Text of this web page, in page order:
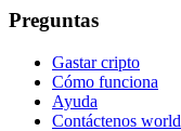
Preguntas
Gastar cripto
Cómo funciona
Ayuda
Contáctenos world